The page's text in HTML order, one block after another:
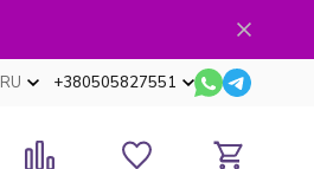
RU +380505827551